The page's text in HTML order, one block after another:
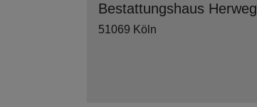
Bestattungshaus Herweg
51069 Köln